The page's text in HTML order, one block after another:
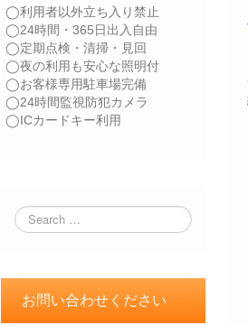
◯利用者以外立ち入り禁止
◯24時間・365日出入自由
◯定期点検・清掃・見回
◯夜の利用も安心な照明付
◯お客様専用駐車場完備
◯24時間監視防犯カメラ
◯ICカードキー利用
お問い合わせください